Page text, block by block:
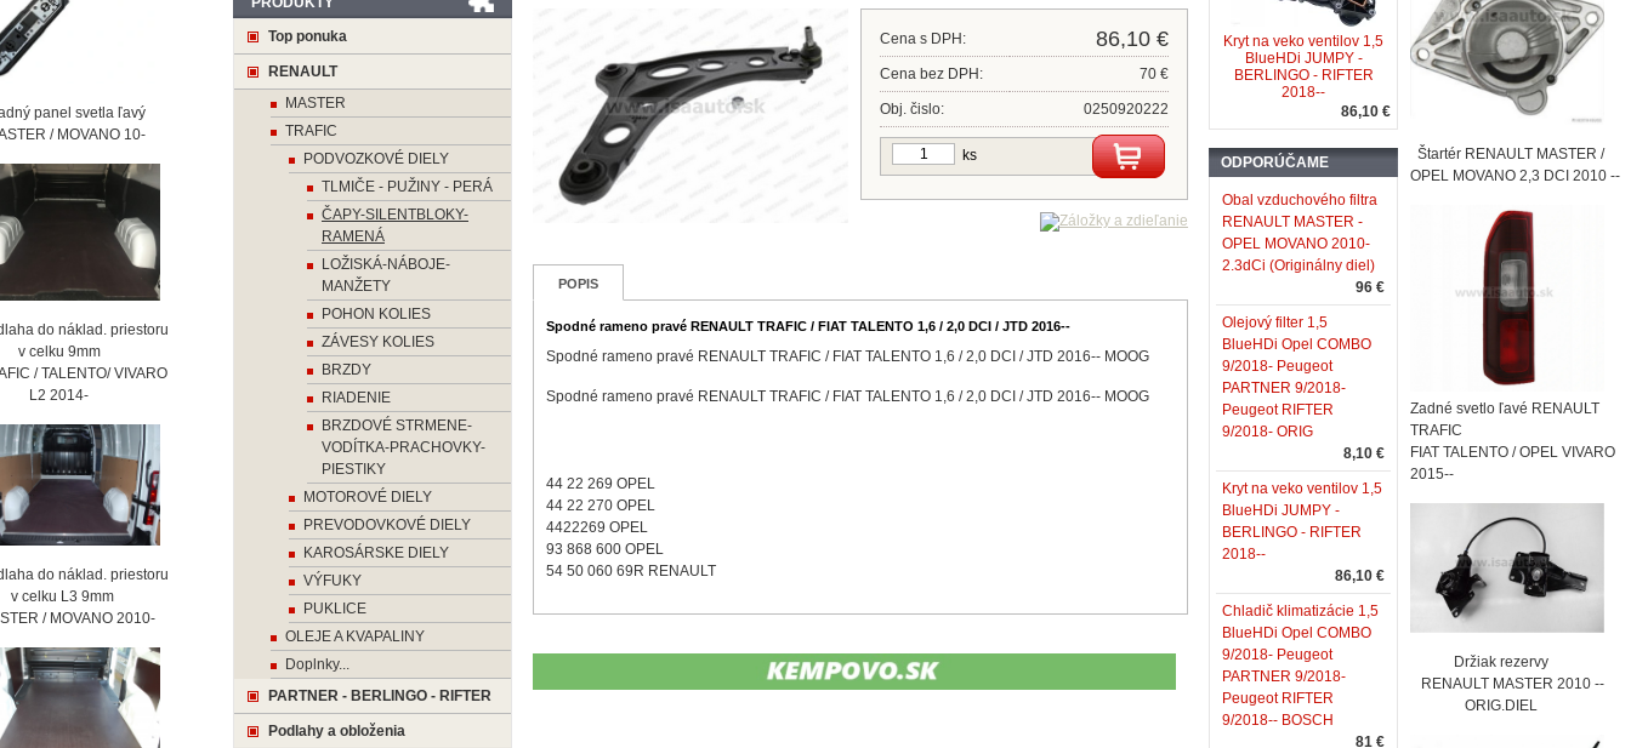
Cena s DPH: 86,10 €
Cena bez DPH: 70 €
Obj. čislo: 0250920222
ks
POPIS
Spodné rameno pravé RENAULT TRAFIC / FIAT TALENTO 1,6 / 2,0 DCI / JTD 2016--
Spodné rameno pravé RENAULT TRAFIC / FIAT TALENTO 1,6 / 2,0 DCI / JTD 2016-- MOOG
Spodné rameno pravé RENAULT TRAFIC / FIAT TALENTO 1,6 / 2,0 DCI / JTD 2016-- MOOG
44 22 269 OPEL
44 22 270 OPEL
4422269 OPEL
93 868 600 OPEL
54 50 060 69R RENAULT
Kryt na veko ventilov 1,5
BlueHDi JUMPY -
BERLINGO - RIFTER
2018--
86,10 €
ODPORÚČAME
Obal vzduchového filtra
RENAULT MASTER -
OPEL MOVANO 2010-
2.3dCi (Originálny diel)
96 €
Olejový filter 1,5
BlueHDi Opel COMBO
9/2018- Peugeot
PARTNER 9/2018-
Peugeot RIFTER
9/2018- ORIG
8,10 €
Kryt na veko ventilov 1,5
BlueHDi JUMPY -
BERLINGO - RIFTER
2018--
86,10 €
Chladič klimatizácie 1,5
BlueHDi Opel COMBO
9/2018- Peugeot
PARTNER 9/2018-
Peugeot RIFTER
9/2018-- BOSCH
81 €
Top ponuka
RENAULT
MASTER
TRAFIC
PODVOZKOVÉ DIELY
TLMIČE - PUŽINY - PERÁ
ČAPY-SILENTBLOKY-
RAMENÁ
LOŽISKÁ-NÁBOJE-
MANŽETY
POHON KOLIES
ZÁVESY KOLIES
BRZDY
RIADENIE
BRZDOVÉ STRMENE-
VODÍTKA-PRACHOVKY-
PIESTIKY
MOTOROVÉ DIELY
PREVODOVKOVÉ DIELY
KAROSÁRSKE DIELY
VÝFUKY
PUKLICE
OLEJE A KVAPALINY
Doplnky...
PARTNER - BERLINGO - RIFTER
Podlahy a obloženia
panel svetla ľavý
/ MOVANO 10-
do náklad. priestoru
9mm
/ TALENTO/ VIVARO
2014-
do náklad. priestoru
L3 9mm
/ MOVANO 2010-
Štartér RENAULT MASTER /
OPEL MOVANO 2,3 DCI 2010 --
Zadné svetlo ľavé RENAULT
TRAFIC
FIAT TALENTO / OPEL VIVARO
2015--
Držiak rezervy
RENAULT MASTER 2010 --
ORIG.DIEL